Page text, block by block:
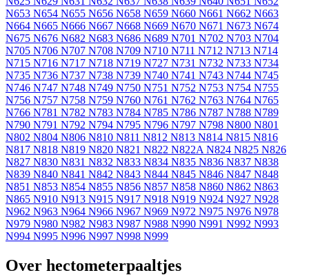
N653 N654 N655 N656 N658 N659 N660 N661 N662 N663
N664 N665 N666 N667 N668 N669 N670 N671 N673 N674
N675 N676 N682 N683 N686 N689 N701 N702 N703 N704
N705 N706 N707 N708 N709 N710 N711 N712 N713 N714
N715 N716 N717 N718 N719 N727 N731 N732 N733 N734
N735 N736 N737 N738 N739 N740 N741 N743 N744 N745
N746 N747 N748 N749 N750 N751 N752 N753 N754 N755
N756 N757 N758 N759 N760 N761 N762 N763 N764 N765
N766 N781 N782 N783 N784 N785 N786 N787 N788 N789
N790 N791 N792 N794 N795 N796 N797 N798 N800 N801
N802 N804 N806 N810 N811 N812 N813 N814 N815 N816
N817 N818 N819 N820 N821 N822 N822A N824 N825 N826
N827 N830 N831 N832 N833 N834 N835 N836 N837 N838
N839 N840 N841 N842 N843 N844 N845 N846 N847 N848
N851 N853 N854 N855 N856 N857 N858 N860 N862 N863
N865 N910 N913 N915 N917 N918 N919 N924 N927 N928
N962 N963 N964 N966 N967 N969 N972 N975 N976 N978
N979 N980 N982 N983 N987 N988 N990 N991 N992 N993
N994 N995 N996 N997 N998 N999
Over hectometerpaaltjes